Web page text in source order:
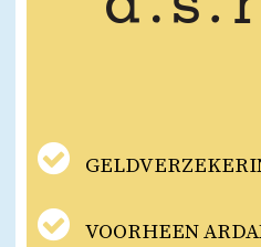
VOORHEEN